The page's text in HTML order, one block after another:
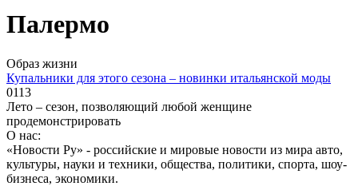
Палермо
Образ жизни
Купальники для этого сезона – новинки итальянской моды
0113
Лето – сезон, позволяющий любой женщине
продемонстрировать
О нас:
«Новости Ру» - российские и мировые новости из мира авто,
культуры, науки и техники, общества, политики, спорта, шоу-
бизнеса, экономики.